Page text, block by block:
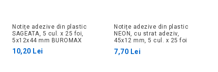
Notițe adezive din plastic
SAGEATA, 5 cul. x 25 foi,
5x12x44 mm BUROMAX
10,20 Lei
Notițe adezive din plastic
NEON, cu strat adeziv,
45x12 mm, 5 cul. x 25 foi
BUROMAX
7,70 Lei